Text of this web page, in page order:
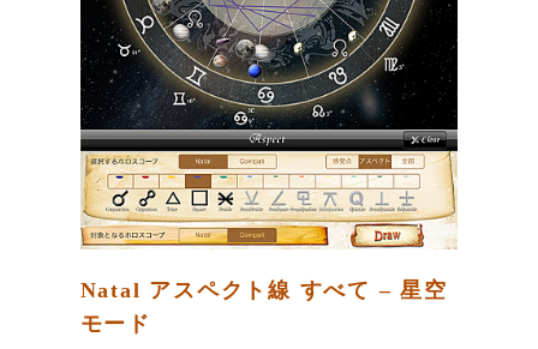
Natal アスペクト線 すべて – 星空
モード